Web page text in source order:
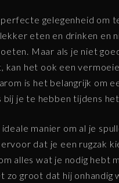
gelegenheid om
eten en drinken en
Maar als je niet
kan het ook een
is het belangrijk om
bij je te hebben tijdens
ideale manier om al je
dat je een rugzak
alles wat je nodig hebt
zo groot dat hij onhandig